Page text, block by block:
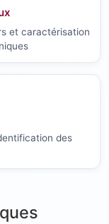
et caractérisation
des